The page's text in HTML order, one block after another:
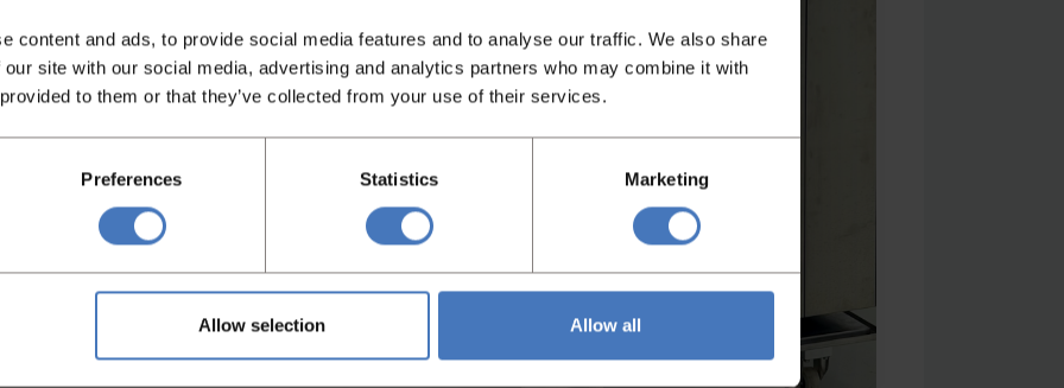
content and ads, to provide social media features and to analyse our traffic. We also share
site with our social media, advertising and analytics partners who may combine it with
to them or that they’ve collected from your use of their services.
Preferences Statistics Marketing
Allow selection Allow all
mm, met
– voorkeuzeteller
geen olie
veiligheidsschakelaars-